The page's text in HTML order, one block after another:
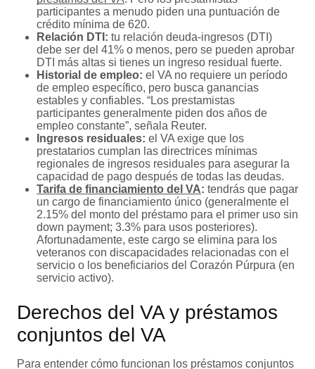
participantes a menudo piden una puntuación de
crédito mínima de 620.
Relación DTI: tu relación deuda-ingresos (DTI)
debe ser del 41% o menos, pero se pueden aprobar
DTI más altas si tienes un ingreso residual fuerte.
Historial de empleo: el VA no requiere un período
de empleo específico, pero busca ganancias
estables y confiables. “Los prestamistas
participantes generalmente piden dos años de
empleo constante”, señala Reuter.
Ingresos residuales: el VA exige que los
prestatarios cumplan las directrices mínimas
regionales de ingresos residuales para asegurar la
capacidad de pago después de todas las deudas.
Tarifa de financiamiento del VA: tendrás que pagar
un cargo de financiamiento único (generalmente el
2.15% del monto del préstamo para el primer uso sin
down payment; 3.3% para usos posteriores).
Afortunadamente, este cargo se elimina para los
veteranos con discapacidades relacionadas con el
servicio o los beneficiarios del Corazón Púrpura (en
servicio activo).
Derechos del VA y préstamos
conjuntos del VA
Para entender cómo funcionan los préstamos conjuntos